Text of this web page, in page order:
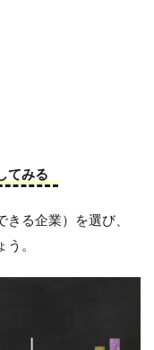
てみる
る企業）を選び、
。